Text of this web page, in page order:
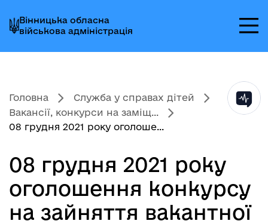
до
головного
меню
до
головного
вмісту
до
головного
колонтитула
Вінницька обласна
військова адміністрація
Головна
Служба у справах дітей
Вакансії, конкурси на заміщ...
08 грудня 2021 року оголоше...
08 грудня 2021 року
оголошення конкурсу
на зайняття вакантної